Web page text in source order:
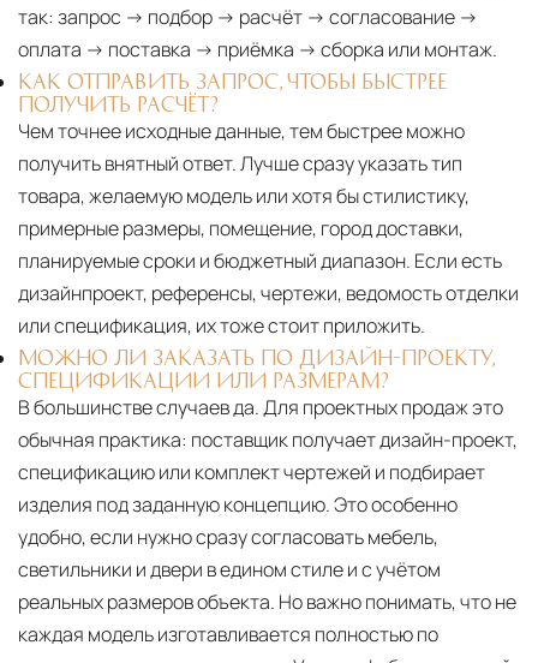
так: запрос → подбор → расчёт → согласование →
оплата → поставка → приёмка → сборка или монтаж.
КАК ОТПРАВИТЬ ЗАПРОС, ЧТОБЫ БЫСТРЕЕ
ПОЛУЧИТЬ РАСЧЁТ?
Чем точнее исходные данные, тем быстрее можно
получить внятный ответ. Лучше сразу указать тип
товара, желаемую модель или хотя бы стилистику,
примерные размеры, помещение, город доставки,
планируемые сроки и бюджетный диапазон. Если есть
дизайнпроект, референсы, чертежи, ведомость отделки
или спецификация, их тоже стоит приложить.
МОЖНО ЛИ ЗАКАЗАТЬ ПО ДИЗАЙН-ПРОЕКТУ,
СПЕЦИФИКАЦИИ ИЛИ РАЗМЕРАМ?
В большинстве случаев да. Для проектных продаж это
обычная практика: поставщик получает дизайн-проект,
спецификацию или комплект чертежей и подбирает
изделия под заданную концепцию. Это особенно
удобно, если нужно сразу согласовать мебель,
светильники и двери в едином стиле и с учётом
реальных размеров объекта. Но важно понимать, что не
каждая модель изготавливается полностью по